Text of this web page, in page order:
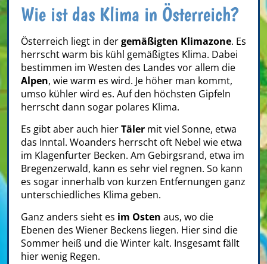
Wie ist das Klima in Österreich?
Österreich liegt in dergemäßigten Klimazone. Es
herrscht warm bis kühl gemäßigtes Klima. Dabei
bestimmen im Westen des Landes vor allem die
Alpen, wie warm es wird. Je höher man kommt,
umso kühler wird es. Auf den höchsten Gipfeln
herrscht dann sogar polares Klima.
Es gibt aber auch hierTäler mit viel Sonne, etwa
das Inntal. Woanders herrscht oft Nebel wie etwa
im Klagenfurter Becken. Am Gebirgsrand, etwa im
Bregenzerwald, kann es sehr viel regnen. So kann
es sogar innerhalb von kurzen Entfernungen ganz
unterschiedliches Klima geben.
Ganz anders sieht es im Osten aus, wo die
Ebenen des Wiener Beckens liegen. Hier sind die
Sommer heiß und die Winter kalt. Insgesamt fällt
hier wenig Regen.